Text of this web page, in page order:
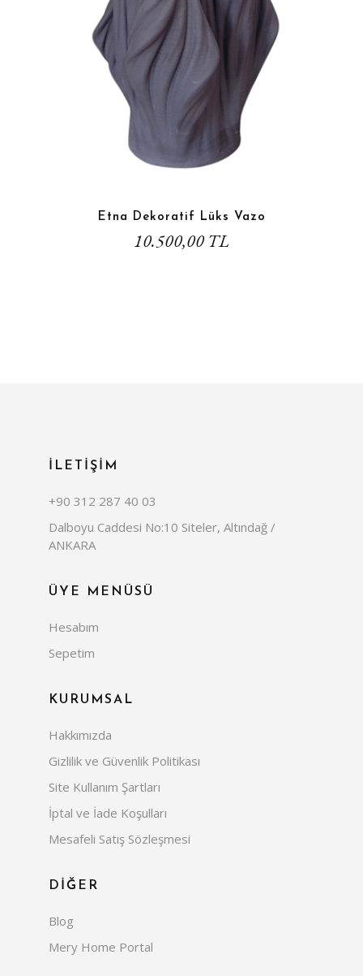
Etna Dekoratif Lüks Vazo
10.500,00 TL
İLETİŞİM
+90 312 287 40 03
Dalboyu Caddesi No:10 Siteler, Altındağ /
ANKARA
ÜYE MENÜSÜ
Hesabım
Sepetim
KURUMSAL
Hakkımızda
Gizlilik ve Güvenlik Politikası
Site Kullanım Şartları
İptal ve İade Koşulları
Mesafeli Satış Sözleşmesi
DİĞER
Blog
Mery Home Portal